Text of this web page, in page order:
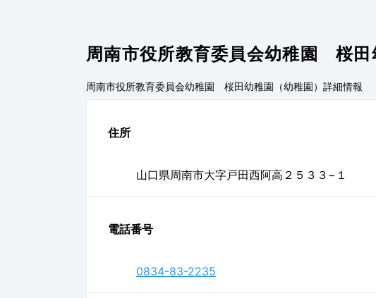
周南市役所教育委員会幼稚園 桜田
周南市役所教育委員会幼稚園 桜田幼稚園（幼稚園） 詳細情報
住所
山口県周南市大字戸田西阿高２５３３−１
電話番号
0834-83-2235